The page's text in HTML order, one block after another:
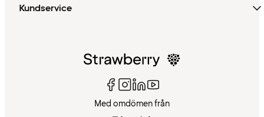
Kundservice
Med omdömen från